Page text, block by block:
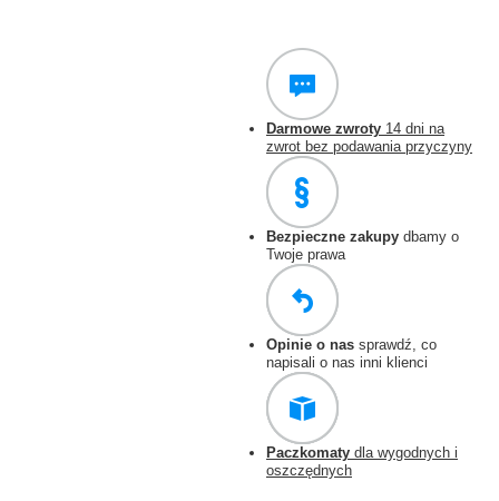
Darmowe zwroty 14 dni na
zwrot bez podawania przyczyny
Bezpieczne zakupy dbamy o
Twoje prawa
Opinie o nas sprawdź, co
napisali o nas inni klienci
Paczkomaty dla wygodnych i
oszczędnych